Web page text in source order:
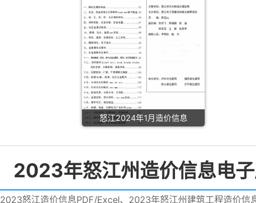
怒江2024年1月造价信息
2023年怒江州造价信息电
2023怒江造价信息PDF/Excel、2023年怒江州建筑工程造价信